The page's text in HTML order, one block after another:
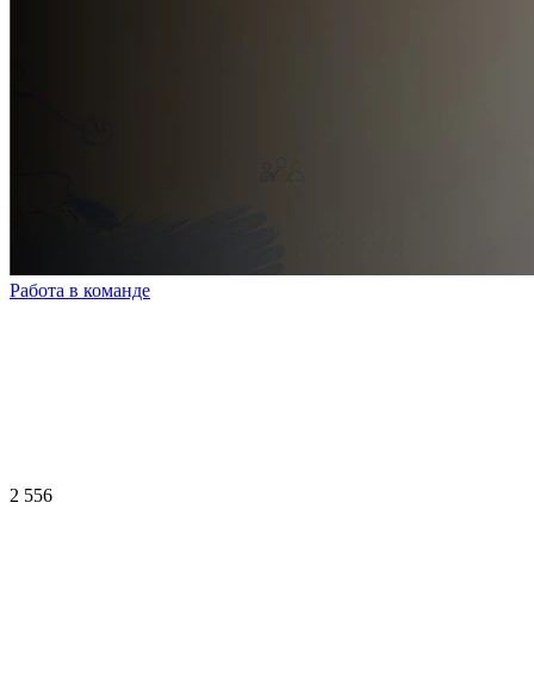
Работа в команде
2 556